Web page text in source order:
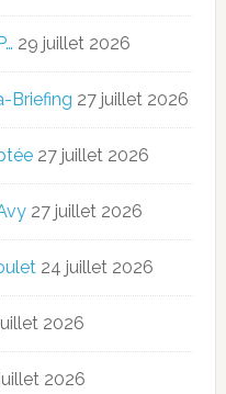
29 juillet 2026
Briefing 27 juillet 2026
27 juillet 2026
27 juillet 2026
24 juillet 2026
2026
2026